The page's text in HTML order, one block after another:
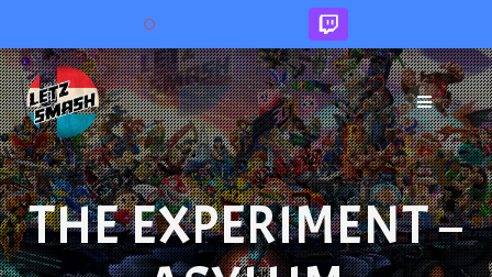
Skip
to
content
THE EXPERIMENT –